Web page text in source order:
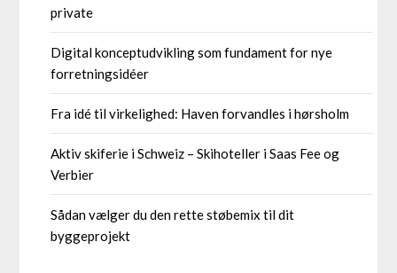
private
Digital konceptudvikling som fundament for nye
forretningsidéer
Fra idé til virkelighed: Haven forvandles i hørsholm
Aktiv skiferie i Schweiz – Skihoteller i Saas Fee og
Verbier
Sådan vælger du den rette støbemix til dit
byggeprojekt